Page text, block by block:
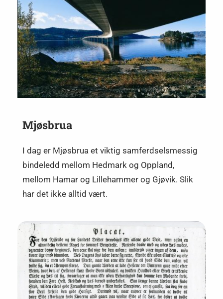
Mjøsbrua
I dag er Mjøsbrua et viktig samferdselsmessig
bindeledd mellom Hedmark og Oppland,
mellom Hamar og Lillehammer og Gjøvik. Slik
har det ikke alltid vært.